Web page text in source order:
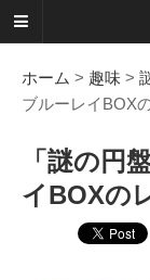
ネット
れてい
Another Scape,
Viewpoint
ホーム > 趣味 >
ブルーレイBOX
「謎の円
イBOXの